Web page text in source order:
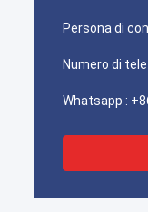
FDB da loro.
Persona di
Numero di
Whatsapp :